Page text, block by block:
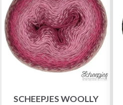
SCHEEPJES WOOLLY